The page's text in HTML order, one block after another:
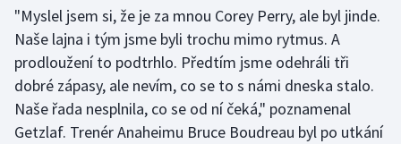
Plážový volejbal
Ragby
Rychlobruslení
"Myslel jsem si, že je za mnou Corey Perry, ale byl jinde.
Naše lajna i tým jsme byli trochu mimo rytmus. A
prodloužení to podtrhlo. Předtím jsme odehráli tři
dobré zápasy, ale nevím, co se to s námi dneska stalo.
Naše řada nesplnila, co se od ní čeká," poznamenal
Getzlaf. Trenér Anaheimu Bruce Boudreau byl po utkání